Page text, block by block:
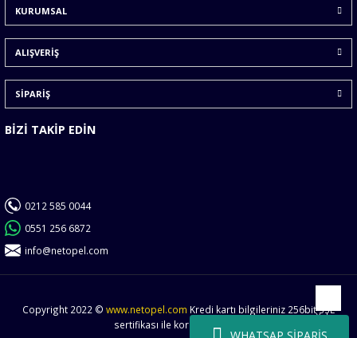
WHATSAP SİPARİŞ
Ürün fiyatı diğer sitelerden daha pahalı.
Bu ürüne benzer farklı alternatifler olmalı.
KURUMSAL
ALIŞVERİŞ
SİPARİŞ
BİZİ TAKİP EDİN
0212 585 0044
0551 256 6872
info@netopel.com
Copyright 2022 © www.netopel.com Kredi kartı bilgileriniz 256bit SSL
sertifikası ile korunmaktadır.
Yukarı